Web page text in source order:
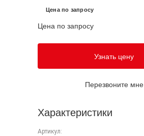
Цена по запросу
Цена по запросу
Узнать цену
Перезвоните мне
Характеристики
Артикул: